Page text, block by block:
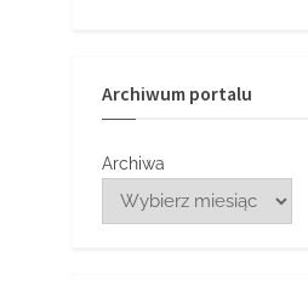
Archiwum portalu
Archiwa